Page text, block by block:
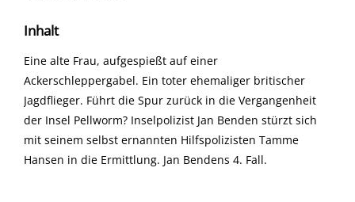
Inhalt
Eine alte Frau, aufgespießt auf einer
Ackerschleppergabel. Ein toter ehemaliger britischer
Jagdflieger. Führt die Spur zurück in die Vergangenheit
der Insel Pellworm? Inselpolizist Jan Benden stürzt sich
mit seinem selbst ernannten Hilfspolizisten Tamme
Hansen in die Ermittlung. Jan Bendens 4. Fall.